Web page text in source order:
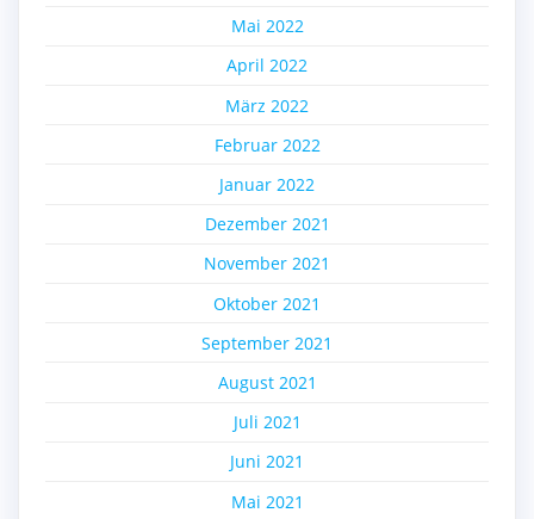
Mai 2022
April 2022
März 2022
Februar 2022
Januar 2022
Dezember 2021
November 2021
Oktober 2021
September 2021
August 2021
Juli 2021
Juni 2021
Mai 2021